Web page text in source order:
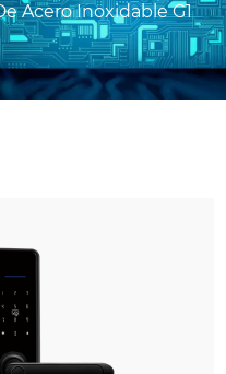
Acero Inoxidable G1